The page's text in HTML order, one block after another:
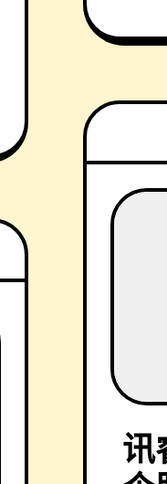
讯